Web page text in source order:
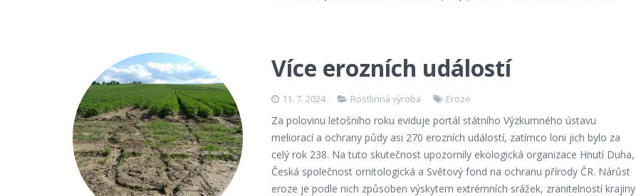
Více erozních událostí
11. 7. 2024 Rostlinná výroba Eroze
Za polovinu letošního roku eviduje portál státního Výzkumného ústavu
meliorací a ochrany půdy asi 270 erozních událostí, zatímco loni jich bylo za
celý rok 238. Na tuto skutečnost upozornily ekologická organizace Hnutí Duha,
Česká společnost ornitologická a Světový fond na ochranu přírody ČR. Nárůst
eroze je podle nich způsoben výskytem extrémních srážek, zranitelností krajiny